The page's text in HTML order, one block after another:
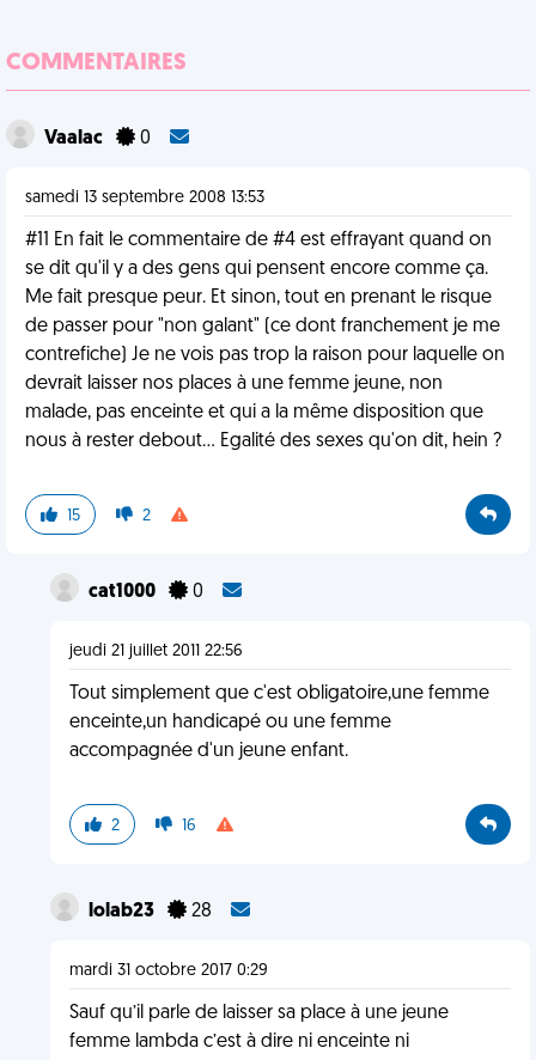
COMMENTAIRES
Vaalac 0
samedi 13 septembre 2008 13:53
#11 En fait le commentaire de #4 est effrayant quand on
se dit qu'il y a des gens qui pensent encore comme ça.
Me fait presque peur. Et sinon, tout en prenant le risque
de passer pour "non galant" (ce dont franchement je me
contrefiche) Je ne vois pas trop la raison pour laquelle on
devrait laisser nos places à une femme jeune, non
malade, pas enceinte et qui a la même disposition que
nous à rester debout... Egalité des sexes qu'on dit, hein ?
15 2
cat1000 0
jeudi 21 juillet 2011 22:56
Tout simplement que c'est obligatoire,une femme
enceinte,un handicapé ou une femme
accompagnée d'un jeune enfant.
2 16
lolab23 28
mardi 31 octobre 2017 0:29
Sauf qu’il parle de laisser sa place à une jeune
femme lambda c’est à dire ni enceinte ni